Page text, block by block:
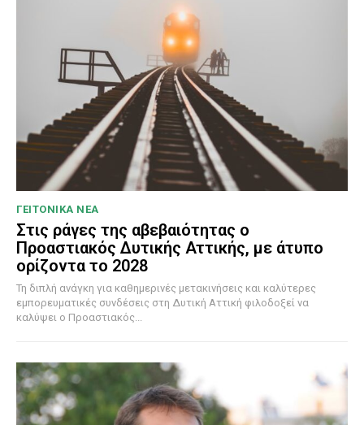
ΓΕΙΤΟΝΙΚΑ ΝΕΑ
Στις ράγες της αβεβαιότητας ο
Προαστιακός Δυτικής Αττικής, με άτυπο
ορίζοντα το 2028
Τη διπλή ανάγκη για καθημερινές μετακινήσεις και καλύτερες
εμπορευματικές συνδέσεις στη Δυτική Αττική φιλοδοξεί να
καλύψει ο Προαστιακός...